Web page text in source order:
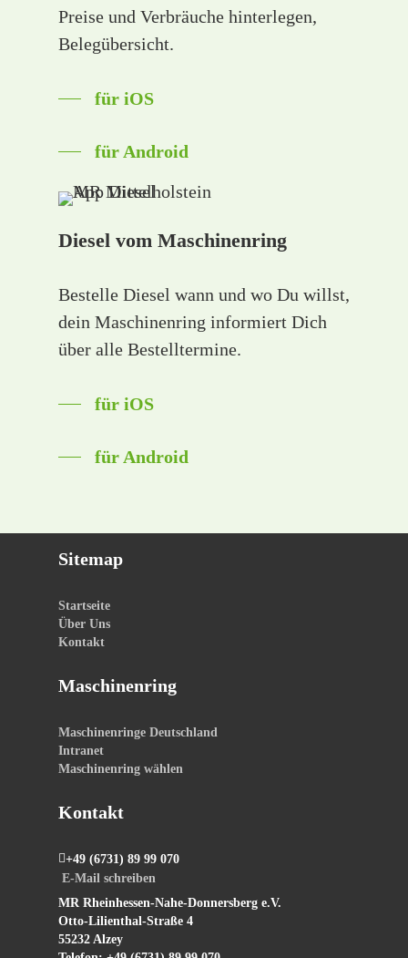
Preise und Verbräuche hinterlegen,
Belegübersicht.
für iOS
für Android
Diesel vom Maschinenring
Bestelle Diesel wann und wo Du willst,
dein Maschinenring informiert Dich
über alle Bestelltermine.
für iOS
für Android
Sitemap
Startseite
Über Uns
Kontakt
Maschinenring
Maschinenringe Deutschland
Intranet
Maschinenring wählen
Kontakt
+49 (6731) 89 99 070
E-Mail schreiben
MR Rheinhessen-Nahe-Donnersberg e.V.
Otto-Lilienthal-Straße 4
55232 Alzey